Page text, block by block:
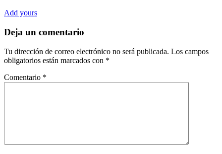
Add yours
Deja un comentario
Tu dirección de correo electrónico no será publicada. Los campos
obligatorios están marcados con *
Comentario *